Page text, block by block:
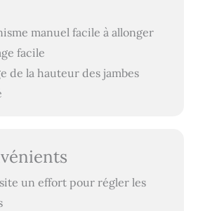
manuel facile à allonger
facile
de la hauteur des jambes
un effort pour régler les